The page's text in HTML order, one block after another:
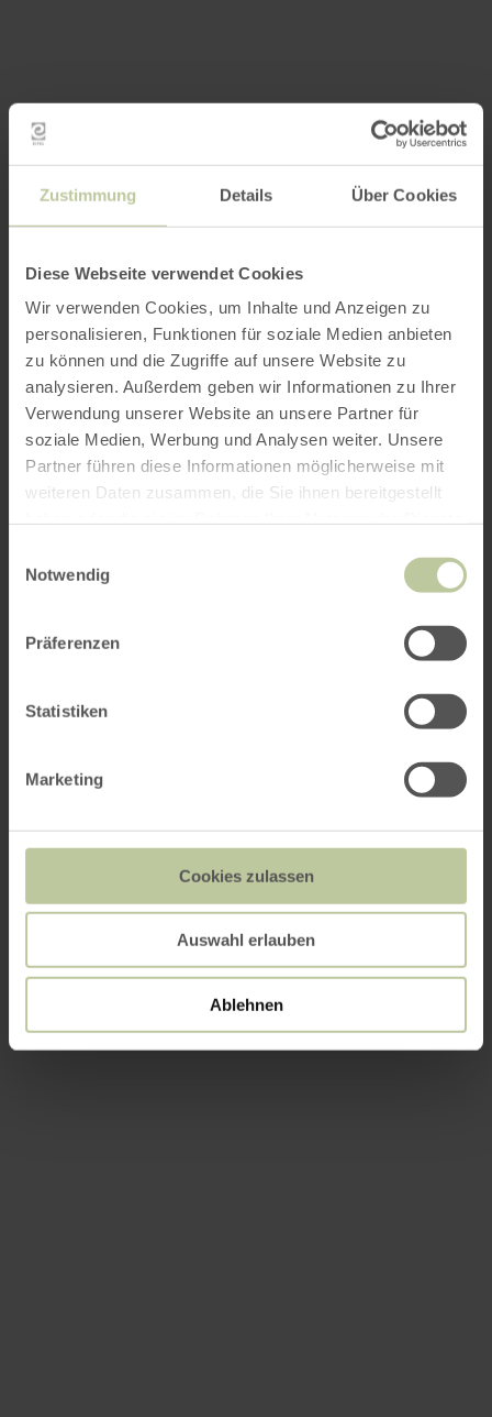
Zustimmung Details Über Cookies
Diese Webseite verwendet Cookies
Wir verwenden Cookies, um Inhalte und Anzeigen zu
personalisieren, Funktionen für soziale Medien anbieten
zu können und die Zugriffe auf unsere Website zu
analysieren. Außerdem geben wir Informationen zu Ihrer
Verwendung unserer Website an unsere Partner für
soziale Medien, Werbung und Analysen weiter. Unsere
Partner führen diese Informationen möglicherweise mit
weiteren Daten zusammen, die Sie ihnen bereitgestellt
Notwendig
Präferenzen
Statistiken
Marketing
Cookies zulassen
Auswahl erlauben
Ablehnen